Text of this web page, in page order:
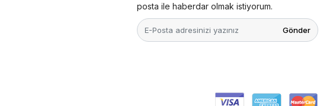
posta ile haberdar olmak istiyorum.
Gönder